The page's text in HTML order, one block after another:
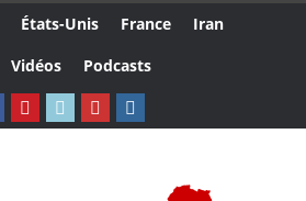
États-Unis France
Iran
Vidéos Podcasts